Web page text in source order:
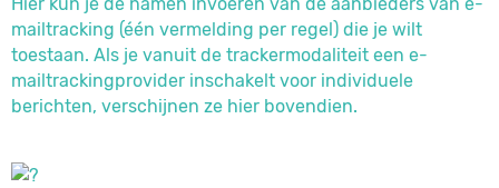
mailtracking (één vermelding per regel) die je wilt
toestaan. Als je vanuit de trackermodaliteit een e-
mailtrackingprovider inschakelt voor individuele
berichten, verschijnen ze hier bovendien.